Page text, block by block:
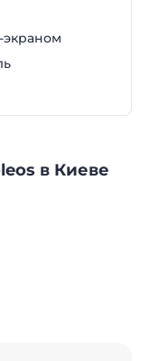
экраном
в Киеве